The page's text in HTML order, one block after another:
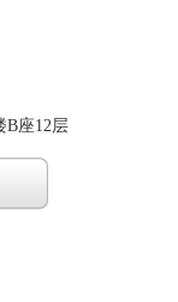
B座12层